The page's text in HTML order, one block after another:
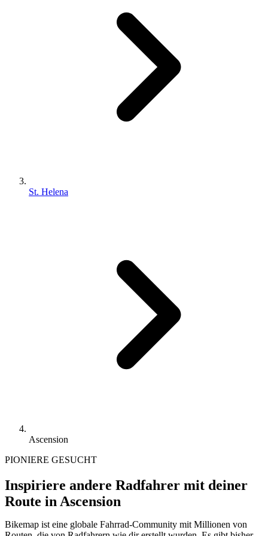
St. Helena
Ascension
PIONIERE GESUCHT
Inspiriere andere Radfahrer mit deiner
Route in Ascension
Bikemap ist eine globale Fahrrad-Community mit Millionen von